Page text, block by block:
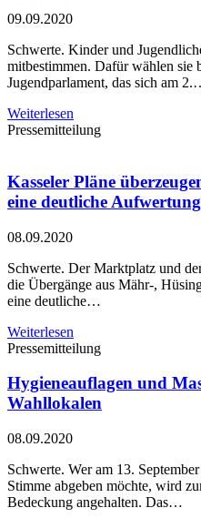
09.09.2020
Schwerte. Kinder und
mitbestimmen. Dafür wählen sie
Jugendparlament, das sich am
Weiterlesen
Pressemitteilung
Kasseler Pläne
eine deutliche Aufwertung
08.09.2020
Schwerte. Der Marktplatz und
die Übergänge aus Mähr-,
eine deutliche…
Weiterlesen
Pressemitteilung
Hygieneauflagen und
Wahllokalen
08.09.2020
Schwerte. Wer am 13.
Stimme abgeben möchte, wird
Bedeckung angehalten. Das…